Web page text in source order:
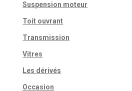
Suspension moteur
Toit ouvrant
Transmission
Vitres
Les dérivés
Occasion